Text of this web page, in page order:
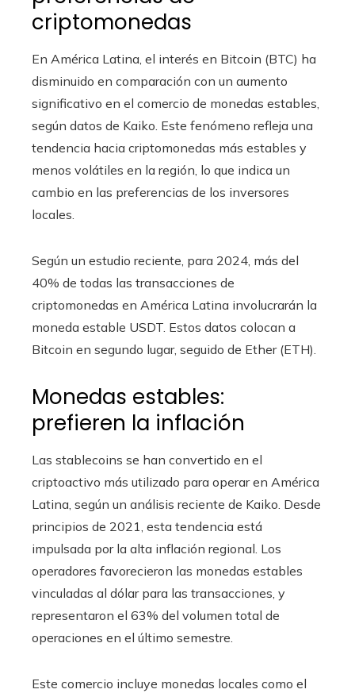
criptomonedas
En América Latina, el interés en Bitcoin (BTC) ha
disminuido en comparación con un aumento
significativo en el comercio de monedas estables,
según datos de Kaiko. Este fenómeno refleja una
tendencia hacia criptomonedas más estables y
menos volátiles en la región, lo que indica un
cambio en las preferencias de los inversores
locales.
Según un estudio reciente, para 2024, más del
40% de todas las transacciones de
criptomonedas en América Latina involucrarán la
moneda estable USDT. Estos datos colocan a
Bitcoin en segundo lugar, seguido de Ether (ETH).
Monedas estables:
prefieren la inflación
Las stablecoins se han convertido en el
criptoactivo más utilizado para operar en América
Latina, según un análisis reciente de Kaiko. Desde
principios de 2021, esta tendencia está
impulsada por la alta inflación regional. Los
operadores favorecieron las monedas estables
vinculadas al dólar para las transacciones, y
representaron el 63% del volumen total de
operaciones en el último semestre.
Este comercio incluye monedas locales como el